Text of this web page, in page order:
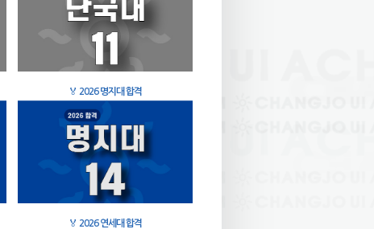
🏅 2026 명지대 합격
🏅 2026 연세대 합격